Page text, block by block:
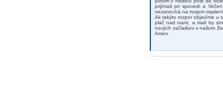
prijímaš pri spovedi a
nezanechá na tvojom
Ak takýto rozpor objavíme u
plač nad nami, a mali by
nových začiatkov v našom
Amen.